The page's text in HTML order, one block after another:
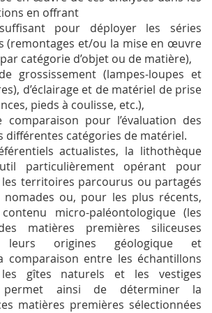
en offrant
pour déployer les séries
(remontages et/ou la mise en œuvre
catégorie d’objet ou de matière),
grossissement (lampes-loupes et
d’éclairage et de matériel de prise
pieds à coulisse, etc.),
pour l’évaluation des
différentes catégories de matériel.
actualistes, la lithothèque
particulièrement opérant pour
territoires parcourus ou partagés
ou, pour les plus récents,
micro-paléontologique (les
matières premières siliceuses
origines géologique et
comparaison entre les échantillons
gîtes naturels et les vestiges
permet ainsi de déterminer la
matières premières sélectionnées